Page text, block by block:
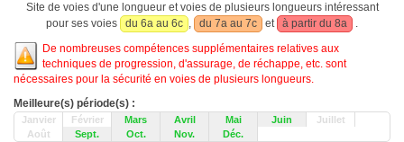
Site de voies d'une longueur et voies de plusieurs longueurs intéressant
pour ses voies
du 6a au 6c , du 7a au 7c et à partir du 8a
.
De nombreuses compétences supplémentaires relatives aux
techniques de progression, d'assurage, de réchappe, etc. sont
nécessaires pour la sécurité en voies de plusieurs longueurs.
Meilleure(s) période(s) :
Janvier Février Mars Avril Mai Juin
Juillet
Août
Sept. Oct. Nov. Déc.